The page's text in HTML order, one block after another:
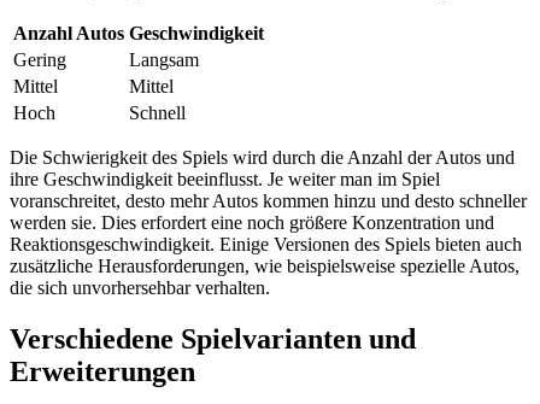
Anzahl Autos Geschwindigkeit
Gering
Langsam
Mittel
Mittel
Hoch
Schnell
Die Schwierigkeit des Spiels wird durch die Anzahl der Autos und
ihre Geschwindigkeit beeinflusst. Je weiter man im Spiel
voranschreitet, desto mehr Autos kommen hinzu und desto schneller
werden sie. Dies erfordert eine noch größere Konzentration und
Reaktionsgeschwindigkeit. Einige Versionen des Spiels bieten auch
zusätzliche Herausforderungen, wie beispielsweise spezielle Autos,
die sich unvorhersehbar verhalten.
Verschiedene Spielvarianten und
Erweiterungen